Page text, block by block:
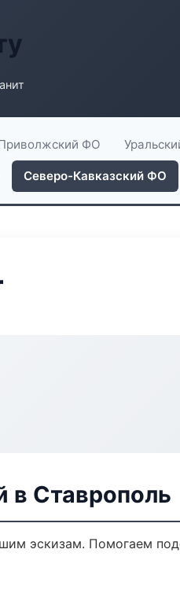
ФО
Северо-Кавказский ФО
в Ставрополь
эскизам. Помогаем